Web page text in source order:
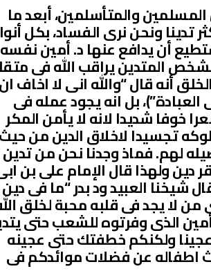
والمتأسلمين، أبعد ما
ونحن نرى الفساد، بكل
أن يدافع عنها د. أمين نفسه
المتدين يراقب الله فى
أنه قال “والله انى لا اخاف ان
بل انه يجود عمله فى
شديدا لانه لا يأمن المكر
تجسيدا لاخلاق الدين من حيث
لهم. فماذ وجدنا نحن من
دين ولهذا قال الإمام على بن
شيخنا العبيد ود بدر “ما فى دين
من لا يجد فى قلبه محبة لخلق
الذى وفرتوه للشعب حتى
ولكنكم خطفتك حتى عجينه
اطفاله عن فضلات موائدكم فى